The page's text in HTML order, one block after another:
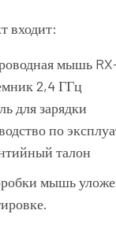
входит:
мышь
2,4 ГГц
для зарядки
по
талон
мышь